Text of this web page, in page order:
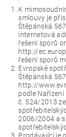
K
smlouvy je
Štěpánská
internetová
řešení sporů
http://
řešení sporů
Evropské
Štěpánská
http://
podle Nařízení
č. 524/2013
2006/2004 a